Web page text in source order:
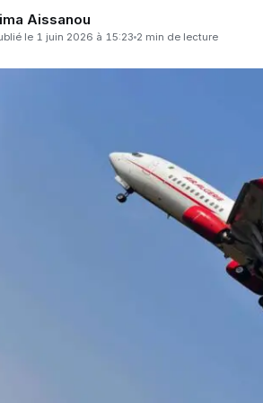
Aissanou
le 1 juin 2026 à 15:23 2 min de lecture